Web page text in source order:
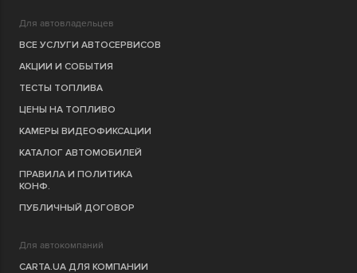
Для автовладельцев
ВСЕ УСЛУГИ АВТОСЕРВИСОВ
АКЦИИ И СОБЫТИЯ
ТЕСТЫ ТОПЛИВА
ЦЕНЫ НА ТОПЛИВО
КАМЕРЫ ВИДЕОФИКСАЦИИ
КАТАЛОГ АВТОМОБИЛЕЙ
ПРАВИЛА И ПОЛИТИКА
КОНФ.
ПУБЛИЧНЫЙ ДОГОВОР
Для автокомпаний
CARTA.UA ДЛЯ КОМПАНИИ